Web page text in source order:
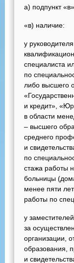
а) подпункт
«в) наличие:
у
специалиста
по
либо высшего
и кредит»,
в области
– высшего
среднего
и
по
стажа работы
больницы
менее пяти
работы по
у
за
организации,
образования,
и